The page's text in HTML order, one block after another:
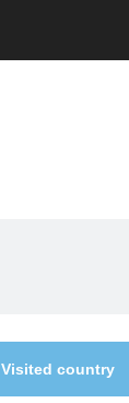
Visited country